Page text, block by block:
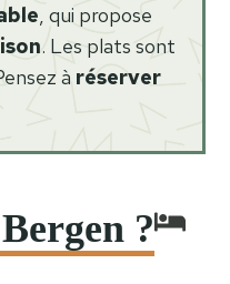
, qui propose
. Les plats sont
à réserver
?